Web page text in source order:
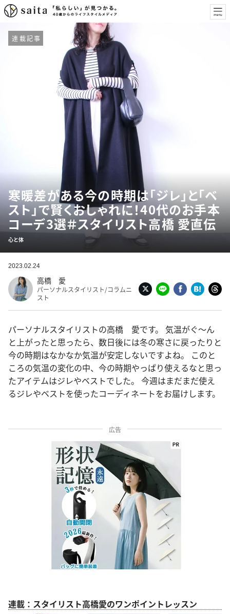
連載記事
寒暖差がある今の時期は「ジレ」と「ベ
スト」で賢くおしゃれに！40代のお手本
コーデ3選＃スタイリスト高橋 愛直伝
心と体
2023.02.24
高橋 愛
パーソナルスタイリスト/コラムニ
スト
パーソナルスタイリストの高橋 愛です。 気温がぐ〜ん
と上がったと思ったら、数日後には冬の寒さに戻ったりと
今の時期はなかなか気温が安定しないですよね。 このと
ころの気温の変化の中、今の時期やっぱり使えるなと思っ
たアイテムはジレやベストでした。 今週はまだまだ使え
るジレやベストを使ったコーディネートをお届けします。
広告
連載：スタイリスト高橋愛のワンポイントレッスン